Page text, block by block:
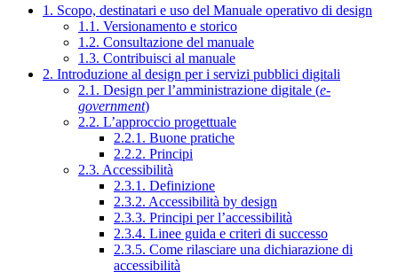
1. Scopo, destinatari e uso del Manuale operativo di design
1.1. Versionamento e storico
1.2. Consultazione del manuale
1.3. Contribuisci al manuale
2. Introduzione al design per i servizi pubblici digitali
2.1. Design per l’amministrazione digitale (e-
government)
2.2. L’approccio progettuale
2.2.1. Buone pratiche
2.2.2. Principi
2.3. Accessibilità
2.3.1. Definizione
2.3.2. Accessibilità by design
2.3.3. Principi per l’accessibilità
2.3.4. Linee guida e criteri di successo
2.3.5. Come rilasciare una dichiarazione di
accessibilità